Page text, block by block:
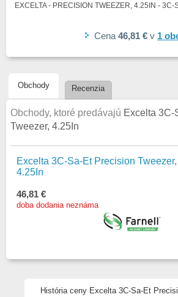
EXCELTA - PRECISION TWEEZER, 4.25IN - 3C-
Cena 46,81 € v 1
Obchody Recenzia
Obchody, ktoré predávajú Excelta 3C-
Tweezer, 4.25In
Excelta 3C-Sa-Et Precision Tweezer,
4.25In
46,81 €
doba dodania neznáma
História ceny Excelta 3C-Sa-Et